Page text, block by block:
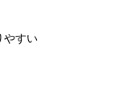
やすい